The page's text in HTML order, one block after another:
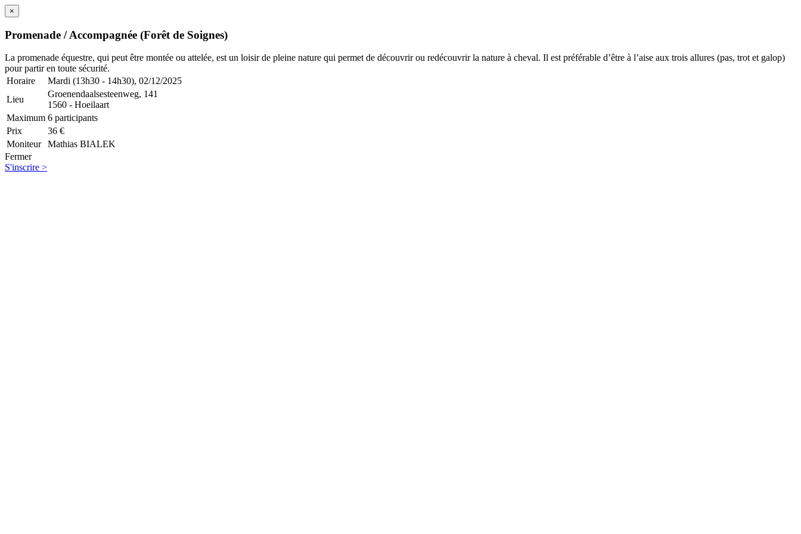
×
Promenade / Accompagnée (Forêt de Soignes)
La promenade équestre, qui peut être montée ou attelée, est un loisir de pleine nature qui permet de découvrir ou redécouvrir la nature à cheval. Il est préférable d’être à l’aise aux trois allures (pas, trot et galop)
pour partir en toute sécurité.
Horaire
Mardi (13h30 - 14h30), 02/12/2025
Lieu
Groenendaalsesteenweg, 141
1560 - Hoeilaart
Maximum 6 participants
Prix
36 €
Moniteur
Mathias BIALEK
Fermer
S'inscrire >